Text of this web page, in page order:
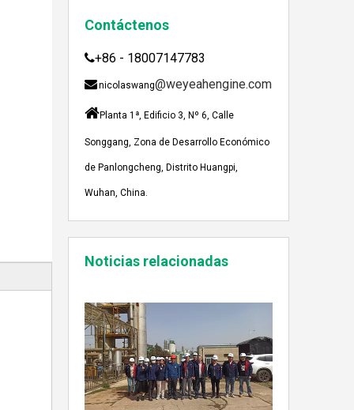
Contáctenos
+86 - 18007147783
nicolaswang@weyeahengine.com
Planta 1ª, Edificio 3, Nº 6, Calle
Songgang, Zona de Desarrollo Económico
de Panlongcheng, Distrito Huangpi,
Wuhan, China.
Noticias relacionadas
Enshi: El destino perfecto para el viaje de Team Building Weyeah